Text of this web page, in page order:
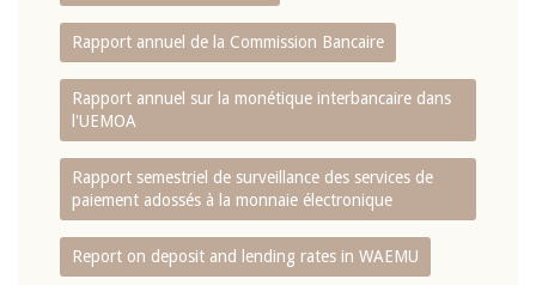
Rapport annuel de la Commission Bancaire
Rapport annuel sur la monétique interbancaire dans
l'UEMOA
Rapport semestriel de surveillance des services de
paiement adossés à la monnaie électronique
Report on deposit and lending rates in WAEMU